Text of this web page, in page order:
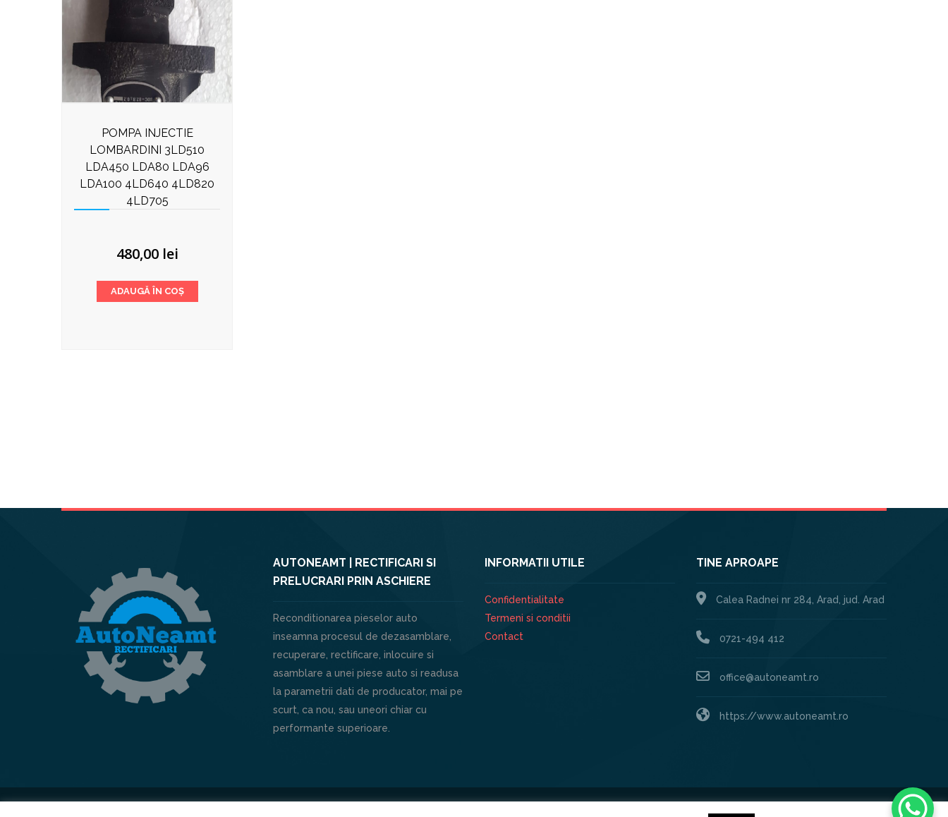
POMPA INJECTIE
LOMBARDINI 3LD510
LDA450 LDA80 LDA96
LDA100 4LD640 4LD820
4LD705
480,00 lei
ADAUGĂ ÎN COȘ
AUTONEAMT | RECTIFICARI SI
PRELUCRARI PRIN ASCHIERE
Reconditionarea pieselor auto
inseamna procesul de dezasamblare,
recuperare, rectificare, inlocuire si
asamblare a unei piese auto si readusa
la parametrii dati de producator, mai pe
scurt, ca nou, sau uneori chiar cu
performante superioare.
INFORMATII UTILE
Confidentialitate
Termeni si conditii
Contact
TINE APROAPE
Calea Radnei nr 284, Arad, jud. Arad
0721-494 412
office@autoneamt.ro
https://www.autoneamt.ro